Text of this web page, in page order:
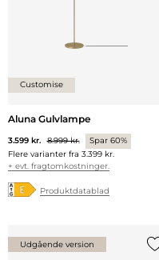
Customise
Aluna Gulvlampe
3.599 kr. 8.999 kr.
Spar 60%
Flere varianter fra 3.399 kr.
+ evt. fragtomkostninger.
Produktdatablad
Udgående version